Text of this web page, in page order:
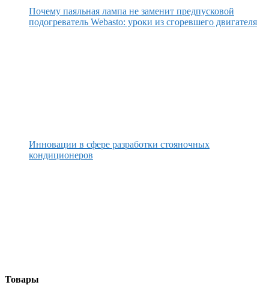
Почему паяльная лампа не заменит предпусковой
подогреватель Webasto: уроки из сгоревшего двигателя
Инновации в сфере разработки стояночных
кондиционеров
Товары